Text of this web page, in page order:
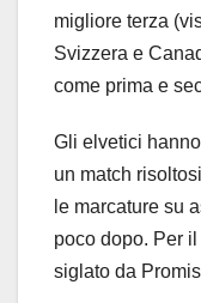
migliore terza
Svizzera e
come prima e
Gli elvetici
un match
le marcature su
poco dopo. Per
siglato da